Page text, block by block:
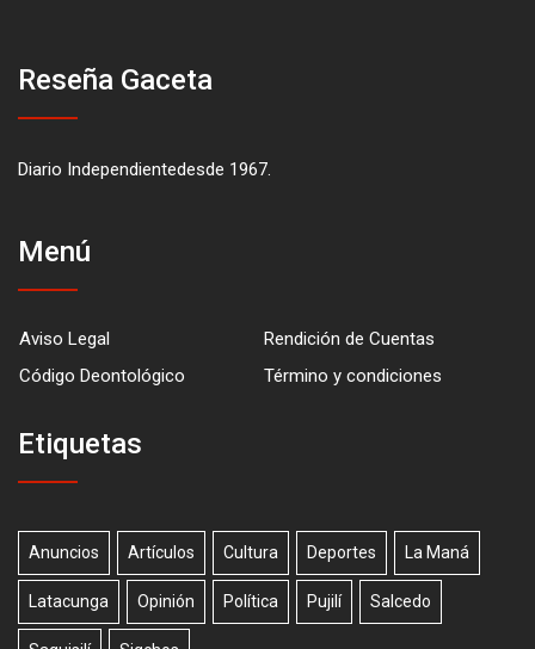
Reseña Gaceta
Diario Independientedesde 1967.
Menú
Aviso Legal
Rendición de Cuentas
Código Deontológico
Término y condiciones
Etiquetas
Anuncios Artículos Cultura Deportes La Maná
Latacunga Opinión Política Pujilí Salcedo